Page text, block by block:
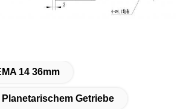
14 36mm
Getriebe